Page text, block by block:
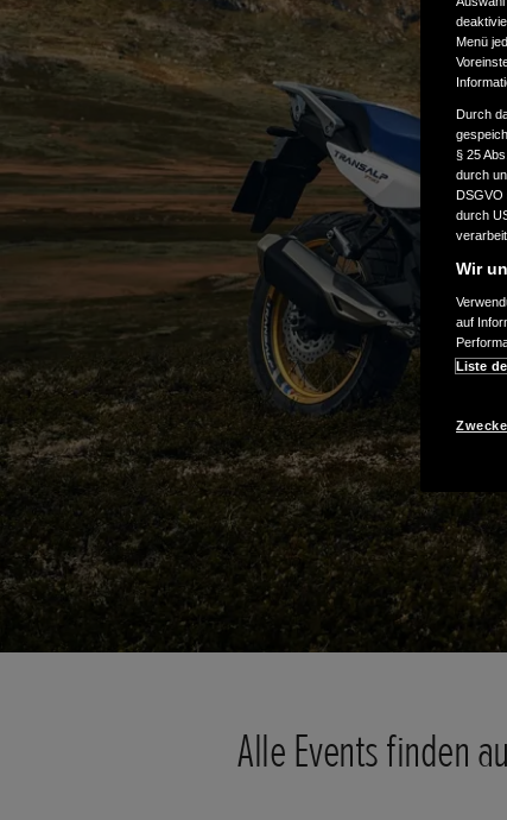
Alle Events finden
Menü
Durch
§ 25
durch
DSGVO
durch
Wir
auf
Liste